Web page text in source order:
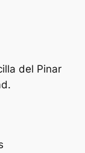
del Pinar